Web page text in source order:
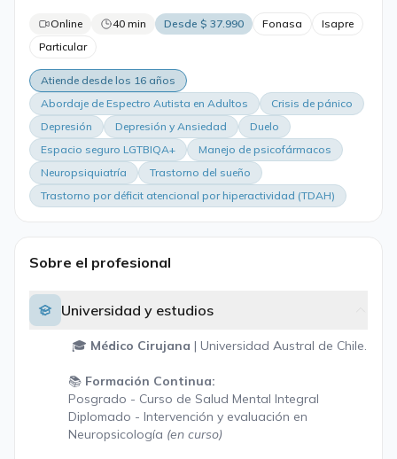
Online 40 min Desde $ 37.990 Fonasa
Isapre
Particular
Atiende desde los 16 años
Abordaje de Espectro Autista en Adultos
Crisis de pánico
Depresión
Depresión y Ansiedad
Duelo
Espacio seguro LGTBIQA+
Manejo de psicofármacos
Neuropsiquiatría
Trastorno del sueño
Trastorno por déficit atencional por hiperactividad (TDAH)
Sobre el profesional
Universidad y estudios
🎓 Médico Cirujana | Universidad Austral de Chile.
📚 Formación Continua:
Posgrado - Curso de Salud Mental Integral
Diplomado - Intervención y evaluación en
Neuropsicología (en curso)